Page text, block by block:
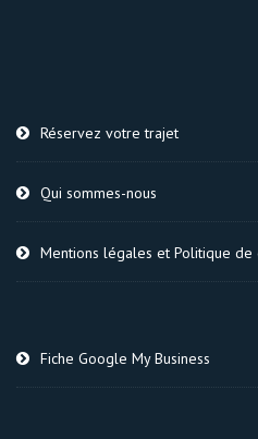
Réservez votre trajet
Qui sommes-nous
Mentions légales et Politique de
Fiche Google My Business